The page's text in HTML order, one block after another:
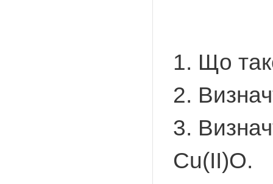
1. Що
2.
3.
Cu(ІІ)O.